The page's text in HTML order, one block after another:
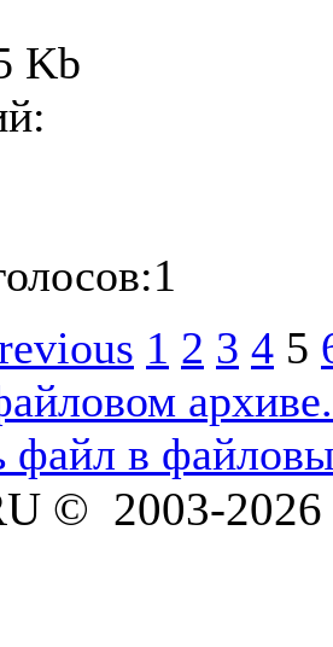
Kb
1 2 3 4 5
файл в
© 2003-2026